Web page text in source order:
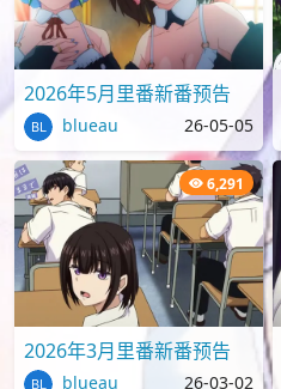
2026年5月里番新番预告
blueau 26-05-05
6,291
2026年3月里番新番预告
blueau 26-03-02